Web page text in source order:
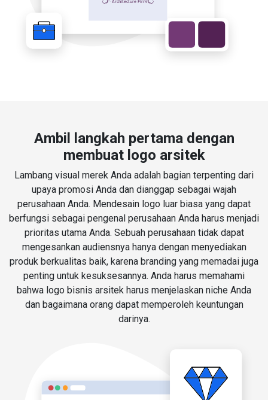
Ambil langkah pertama dengan
membuat logo arsitek
Lambang visual merek Anda adalah bagian terpenting dari
upaya promosi Anda dan dianggap sebagai wajah
perusahaan Anda. Mendesain logo luar biasa yang dapat
berfungsi sebagai pengenal perusahaan Anda harus menjadi
prioritas utama Anda. Sebuah perusahaan tidak dapat
mengesankan audiensnya hanya dengan menyediakan
produk berkualitas baik, karena branding yang memadai juga
penting untuk kesuksesannya. Anda harus memahami
bahwa logo bisnis arsitek harus menjelaskan niche Anda
dan bagaimana orang dapat memperoleh keuntungan
darinya.